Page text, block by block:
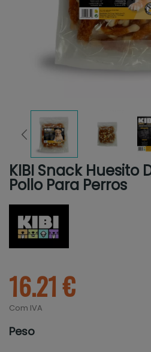
KIBI Snack Huesito
Pollo Para Perros
16.21 €
Com IVA
Peso